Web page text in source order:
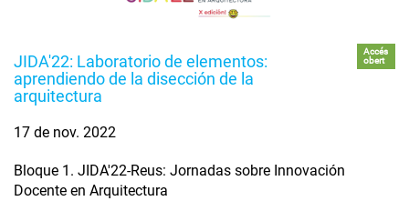
JIDA'22: Laboratorio de elementos:
aprendiendo de la disección de la
arquitectura
Accés
obert
17 de nov. 2022
Bloque 1. JIDA'22-Reus: Jornadas sobre Innovación
Docente en Arquitectura